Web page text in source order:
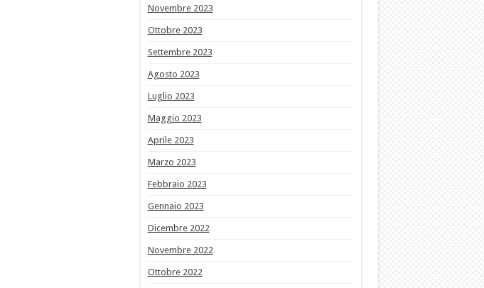
Novembre 2023
Ottobre 2023
Settembre 2023
Agosto 2023
Luglio 2023
Maggio 2023
Aprile 2023
Marzo 2023
Febbraio 2023
Gennaio 2023
Dicembre 2022
Novembre 2022
Ottobre 2022